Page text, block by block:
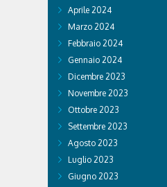
Aprile 2024
Marzo 2024
Febbraio 2024
Gennaio 2024
Dicembre 2023
Novembre 2023
Ottobre 2023
Settembre 2023
Agosto 2023
Luglio 2023
Giugno 2023